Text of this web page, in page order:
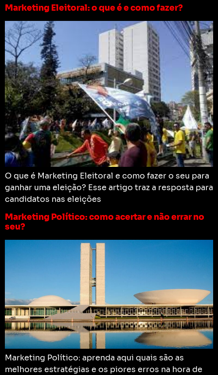
Marketing Eleitoral: o que é e como fazer?
O que é Marketing Eleitoral e como fazer o seu para
ganhar uma eleição? Esse artigo traz a resposta para
candidatos nas eleições
Marketing Político: como acertar e não errar no
seu?
Marketing Político: aprenda aqui quais são as
melhores estratégias e os piores erros na hora de